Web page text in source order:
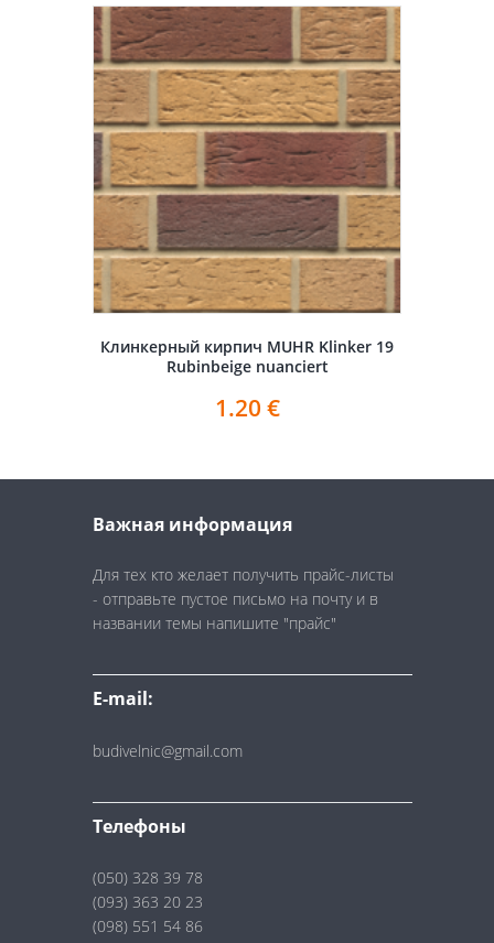
Клинкерный кирпич MUHR Klinker 19
Rubinbeige nuanciert
1.20 €
Важная информация
Для тех кто желает получить прайс-листы
- отправьте пустое письмо на почту и в
названии темы напишите "прайс"
E-mail:
budivelnic@gmail.com
Телефоны
(050) 328 39 78
(093) 363 20 23
(098) 551 54 86